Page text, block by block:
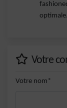
optimale.
Votre
Votre nom*